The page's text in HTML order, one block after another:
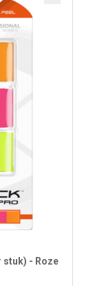
stuk) - Roze